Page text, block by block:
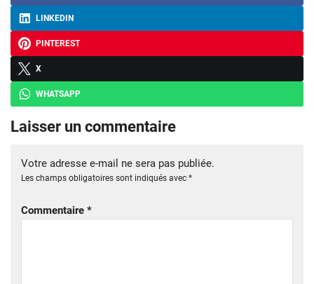
LINKEDIN
PINTEREST
X
WHATSAPP
Laisser un commentaire
Votre adresse e-mail ne sera pas publiée.
Les champs obligatoires sont indiqués avec *
Commentaire *